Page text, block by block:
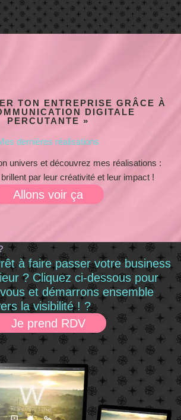
TON ENTREPRISE GRÂCE À
DIGITALE
PERCUTANTE »
dernières réalisations
univers et découvrez mes réalisations :
par leur créativité et leur impact !
Allons voir ça
à faire passer votre business
? Cliquez ci-dessous pour
et démarrons ensemble
la visibilité ! ?
Je prend RDV